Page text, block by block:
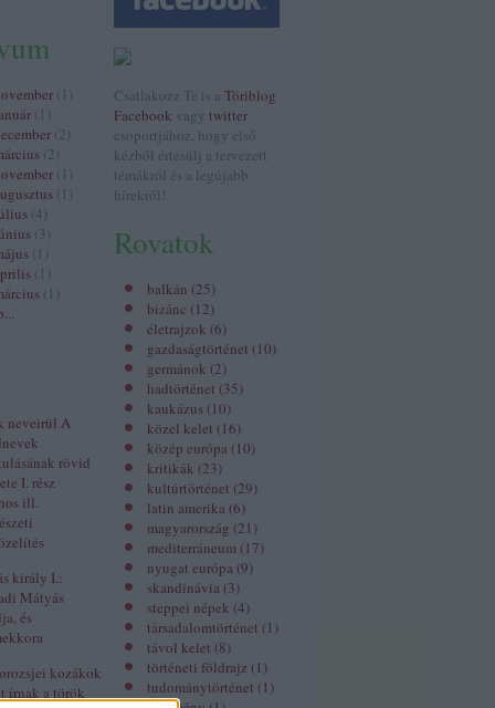
Csatlakozz Te is a Töriblog
Facebook vagy twitter
csoportjához, hogy első
kézből értesülj a tervezett
témákról és a legújabb
hírekről!
Rovatok
balkán (25)
bizánc (12)
életrajzok (6)
gazdaságtörténet (10)
germánok (2)
hadtörténet (35)
kaukázus (10)
közel kelet (16)
közép európa (10)
kritikák (23)
kultúrtörténet (29)
latin amerika (6)
magyarország (21 )
mediterráneum (17)
nyugat európa (9)
skandinávia (3)
steppei népek (4)
társadalomtörténet (1 )
távol kelet (8)
történeti földrajz (1 )
tudománytörténet (1 )
( 1 )
( 1 )
(2 )
(2 )
( 1 )
( 1 )
(4)
(3 )
( 1 )
( 1 )
( 1 )
...
neveirül A
rövid
I. rész
ill.
király I.:
Mátyás
és
kozákok
írnak a török